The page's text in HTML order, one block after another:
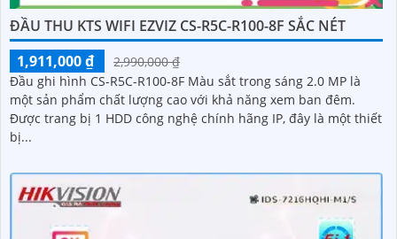
ĐẦU THU KTS WIFI EZVIZ CS-R5C-R100-8F SẮC NÉT
1,911,000 ₫
2,990,000 ₫
Đầu ghi hình CS-R5C-R100-8F Màu sắt trong sáng 2.0 MP là
một sản phẩm chất lượng cao với khả năng xem ban đêm.
Được trang bị 1 HDD công nghệ chính hãng IP, đây là một thiết
bị...